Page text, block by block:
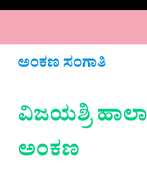
ಅಂಕಣಸಂಗಾತಿ
ವಿಜಯಶ್ರಿ
ಅಂಕಣ